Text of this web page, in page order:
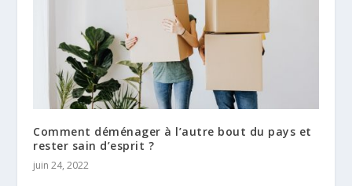
Comment déménager à l’autre bout du pays et
rester sain d’esprit ?
juin 24, 2022